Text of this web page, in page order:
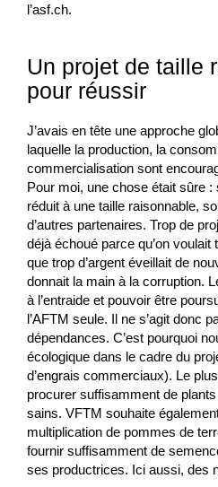
l’asf.ch.
Un projet de taille
pour réussir
J’avais en tête une approche
laquelle la production, la
commercialisation sont
Pour moi, une chose était sûre :
réduit à une taille raisonnable,
d’autres partenaires. Trop de
déjà échoué parce qu’on
que trop d’argent éveillait de
donnait la main à la corruption.
à l’entraide et pouvoir être
l’AFTM seule. Il ne s’agit donc
dépendances. C’est pourquoi
écologique dans le cadre du
d’engrais commerciaux). Le
procurer suffisamment de
sains. VFTM souhaite
multiplication de pommes de
fournir suffisamment de
ses productrices. Ici aussi, des